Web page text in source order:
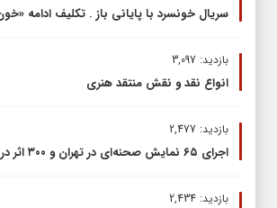
سریال خونسرد با پایانی باز . تکلیف ادامه
بازدید: 3,097
انواع نقد و نقش منتقد هنری
بازدید: 2,477
اجرای ۶۵ نمایش صحنه‌ای در تهران و ۳۰۰ اثر در شهرستان‌ها
بازدید: 2,434